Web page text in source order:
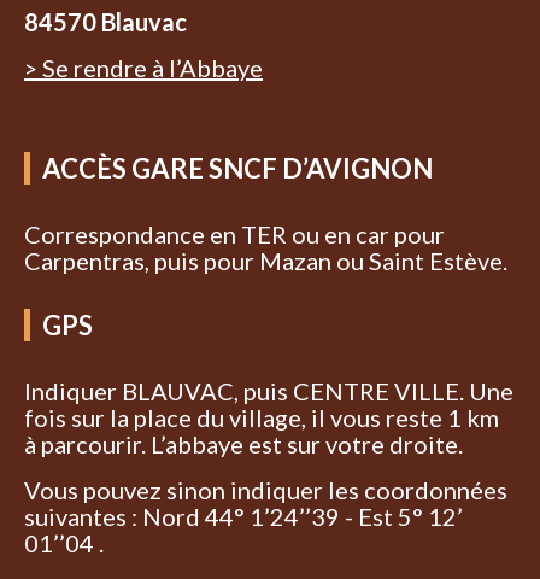
84570 Blauvac
> Se rendre à l’Abbaye
ACCÈS GARE SNCF D’AVIGNON
Correspondance en TER ou en car pour
Carpentras, puis pour Mazan ou Saint Estève.
GPS
Indiquer BLAUVAC, puis CENTRE VILLE. Une
fois sur la place du village, il vous reste 1 km
à parcourir. L’abbaye est sur votre droite.
Vous pouvez sinon indiquer les coordonnées
suivantes : Nord 44° 1’24’’39 - Est 5° 12’
01’’04 .